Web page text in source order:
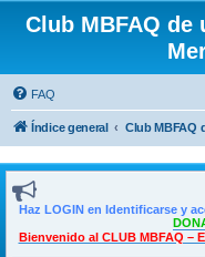
Club MBFAQ
FAQ
Índice general
Haz LOGIN en Identificarse y
Bienvenido al CLUB MBFAQ –